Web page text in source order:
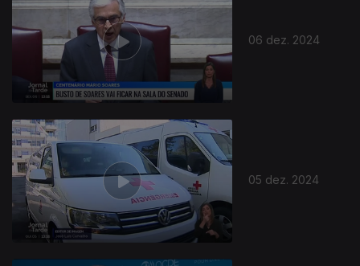
06 dez. 2024
05 dez. 2024